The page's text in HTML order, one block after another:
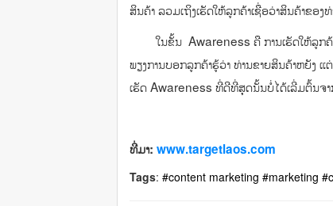
ສິນຄ້າ ລວມເຖິງເຮັດໃຫ້ລູກຄ້າເຊື່ອວ່າສິນຄ້າຂອງ
ໃນຂັ້ນ Awareness ຄື ການເຮັດໃຫ້ລູກຄ້
ພຽງການບອກລູກຄ້າຮູ້ວ່າ ທ່ານຂາຍສິນຄ້າຫຍັງ
ເຮັດ Awareness ທີ່ດີທີ່ສຸດນັ້ນບໍ່ໄດ້ເລີ່ມຕົ້ນຈ
ທີ່ມາ: www.targetlaos.com
Tags: #content marketing #marketing